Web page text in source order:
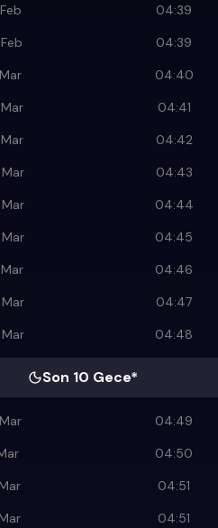
04:39
04:39
04:40
04:41
04:42
04:43
04:44
04:45
04:46
04:47
04:48
Son 10 Gece*
04:49
04:50
04:51
04:51